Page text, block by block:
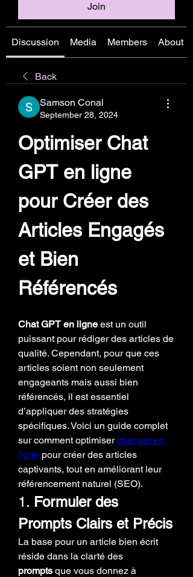
Join
Discussion Media Members About
Back
Samson Conal
September 28, 2024
Optimiser Chat
GPT en ligne
pour Créer des
Articles Engagés
et Bien
Référencés
Chat GPT en ligne est un outil
puissant pour rédiger des articles de
qualité. Cependant, pour que ces
articles soient non seulement
engageants mais aussi bien
référencés, il est essentiel
d’appliquer des stratégies
spécifiques. Voici un guide complet
sur comment optimiser chat gpt en
ligne pour créer des articles
captivants, tout en améliorant leur
référencement naturel (SEO).
1. Formuler des
Prompts Clairs et Précis
La base pour un article bien écrit
prompts que vous donnez à